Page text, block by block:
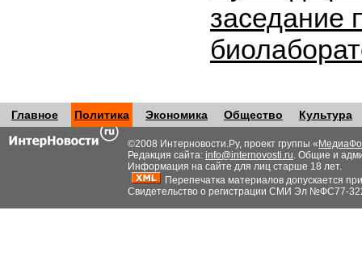
заседание
Главное Политика Экономика Общество Культура
©2008 Интерновости.Ру, проект группы «
Редакция сайта: info@internovosti.ru. Общие и
Информация на сайте для лиц старше 18 лет.
Перепечатка материалов допускается
Свидетельство о регистрации СМИ Эл №ФС77-